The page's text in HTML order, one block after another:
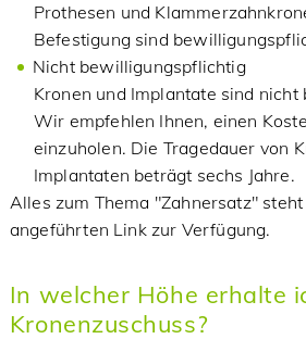
Prothesen und
Befestigung sind
Nicht bewilligungspflichtig
Kronen und Implantate sind
Wir empfehlen Ihnen, einen
einzuholen. Die Tragedauer von
Implantaten beträgt sechs Jahre.
Alles zum Thema "Zahnersatz"
angeführten Link zur Verfügung.
In welcher Höhe erhalte
Kronenzuschuss?